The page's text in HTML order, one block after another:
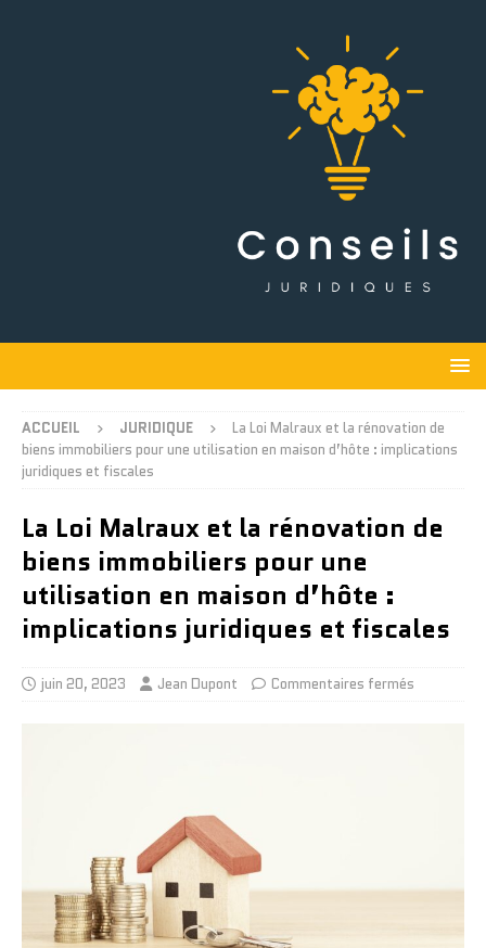
ACCUEIL JURIDIQUE
La Loi Malraux et la rénovation de
biens immobiliers pour une utilisation en maison d’hôte : implications
juridiques et fiscales
La Loi Malraux et la rénovation de
biens immobiliers pour une
utilisation en maison d’hôte :
implications juridiques et fiscales
juin 20, 2023 Jean Dupont Commentaires fermés